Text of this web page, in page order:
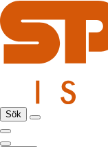
Sök